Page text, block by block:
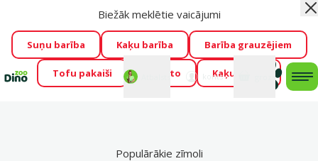
Visu mēnesi Dino Zoo piedāvā lieliskas cenas mīluļu TOP
barībām! 🍖→Skatīt piedāvājumu!
Fotokonkurss “GADA ŪSAIŅI”!
Varbūt tieši Tavs mīlulis
būs 2027. gada zvaigzne
→Piedalīties
Mans
konts
Biežāk meklētie vaicājumi
Suņu barība Kaķu barība Barība grauzējiem
Tofu pakaiši Foresto Kaķu mājas
Populārākie zīmoli